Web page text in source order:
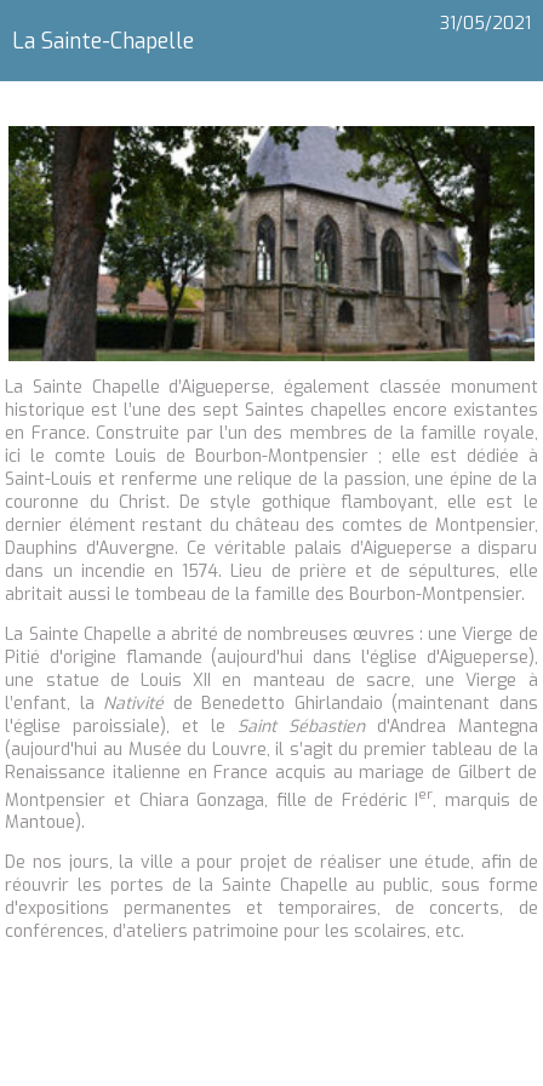
La Sainte-Chapelle
31/05/2021
La Sainte Chapelle d’Aigueperse, également classée monument
historique est l’une des sept Saintes chapelles encore existantes
en France. Construite par l’un des membres de la famille royale,
ici le comte Louis de Bourbon-Montpensier ; elle est dédiée à
Saint-Louis et renferme une relique de la passion, une épine de la
couronne du Christ. De style gothique flamboyant, elle est le
dernier élément restant du château des comtes de Montpensier,
Dauphins d'Auvergne. Ce véritable palais d’Aigueperse a disparu
dans un incendie en 1574. Lieu de prière et de sépultures, elle
abritait aussi le tombeau de la famille des Bourbon-Montpensier.
La Sainte Chapelle a abrité de nombreuses œuvres : une Vierge de
Pitié d'origine flamande (aujourd'hui dans l'église d'Aigueperse),
une statue de Louis XII en manteau de sacre, une Vierge à
l’enfant, la Nativité de Benedetto Ghirlandaio (maintenant dans
l'église paroissiale), et le Saint Sébastiend'Andrea Mantegna
(aujourd'hui au Musée du Louvre, il s’agit du premier tableau de la
Renaissance italienne en France acquis au mariage de Gilbert de
Montpensier et Chiara Gonzaga, fille de Frédéric Ier, marquis de
Mantoue).
De nos jours, la ville a pour projet de réaliser une étude, afin de
réouvrir les portes de la Sainte Chapelle au public, sous forme
d'expositions permanentes et temporaires, de concerts, de
conférences, d’ateliers patrimoine pour les scolaires, etc.